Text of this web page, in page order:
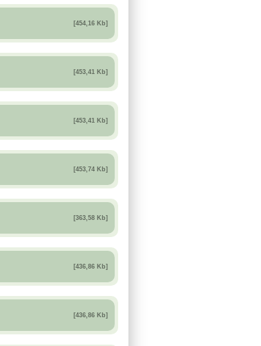
[454,16 Kb]
[453,41 Kb]
[453,41 Kb]
[453,74 Kb]
[363,58 Kb]
[436,86 Kb]
[436,86 Kb]